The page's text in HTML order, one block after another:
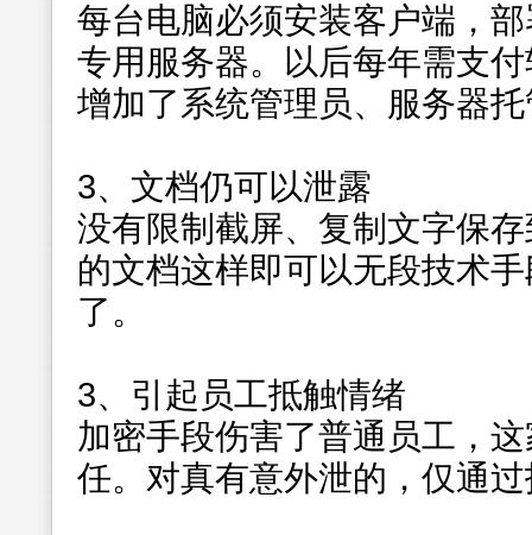
每台电脑必须安装客户端，
专用服务器。以后每年需支
增加了系统管理员、服务器
3、文档仍可以泄露
没有限制截屏、复制文字保
的文档这样即可以无段技术
了。
3、引起员工抵触情绪
加密手段伤害了普通员工，
任。对真有意外泄的，仅通